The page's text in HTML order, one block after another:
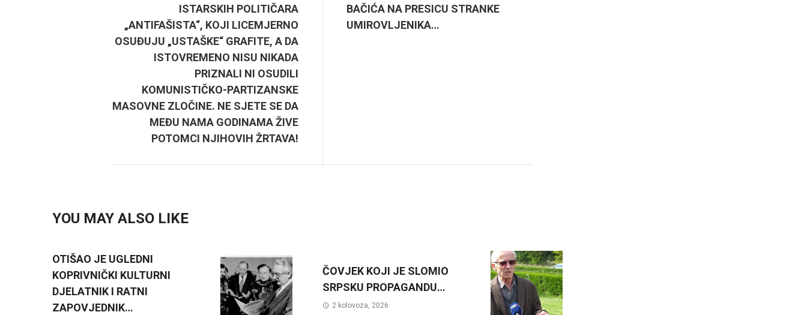
ISTARSKIH POLITIČARA
„ANTIFAŠISTA“, KOJI LICEMJERNO
OSUĐUJU „USTAŠKE“ GRAFITE, A DA
ISTOVREMENO NISU NIKADA
PRIZNALI NI OSUDILI
KOMUNISTIČKO-PARTIZANSKE
MASOVNE ZLOČINE. NE SJETE SE DA
MEĐU NAMA GODINAMA ŽIVE
POTOMCI NJIHOVIH ŽRTAVA!
BAČIĆA NA PRESICU STRANKE
UMIROVLJENIKA…
YOU MAY ALSO LIKE
OTIŠAO JE UGLEDNI
KOPRIVNIČKI KULTURNI
DJELATNIK I RATNI
ZAPOVJEDNIK…
ČOVJEK KOJI JE SLOMIO
SRPSKU PROPAGANDU…
2 kolovoza, 2026